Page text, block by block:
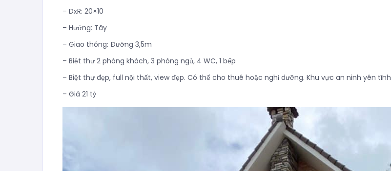
– DxR: 20×10
– Hướng: Tây
– Giao thông: Đường 3,5m
– Biệt thự 2 phòng khách, 3 phòng ngủ, 4 WC, 1 bếp
– Biệt thự đẹp, full nội thất, view đẹp. Có thể cho thuê hoặc nghỉ dưỡng. Khu vực an ninh yên tĩnh
– Giá 21 tỷ